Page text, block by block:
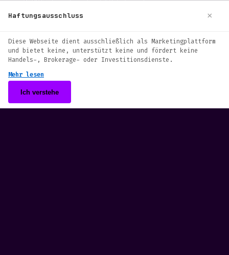
experience. By continuing to use our
website, you agree to our use of cookies.
See our
Accept
Haftungsausschluss ×
Diese Webseite dient ausschließlich als Marketingplattform
und bietet keine, unterstützt keine und fördert keine
Handels-, Brokerage- oder Investitionsdienste.
Mehr lesen
Ich verstehe